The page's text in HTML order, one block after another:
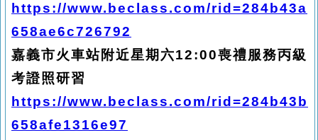
https://www.beclass.com/rid=284b43a
658ae6c726792
嘉義市火車站附近星期六12:00喪禮服務丙級
考證照研習
https://www.beclass.com/rid=284b43b
658afe1316e97